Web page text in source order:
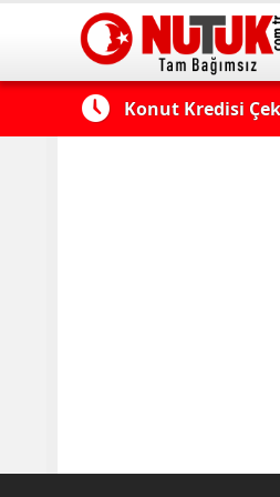
Edilmeli? Konut Kredisi